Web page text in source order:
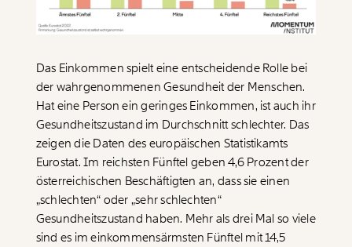
Veränderung
beginnt mit Dir!
Das Einkommen spielt eine entscheidende Rolle bei
der wahrgenommenen Gesundheit der Menschen.
Hat eine Person ein geringes Einkommen, ist auch ihr
Gesundheitszustand im Durchschnitt schlechter. Das
zeigen die Daten des europäischen Statistikamts
Eurostat. Im reichsten Fünftel geben 4,6 Prozent der
österreichischen Beschäftigten an, dass sie einen
„schlechten“ oder „sehr schlechten“
Gesundheitszustand haben. Mehr als drei Mal so viele
sind es im einkommensärmsten Fünftel mit 14,5